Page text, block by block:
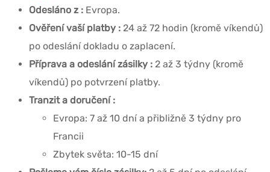
Odesláno z : Evropa.
Ověření vaší platby : 24 až 72 hodin (kromě víkendů)
po odeslání dokladu o zaplacení.
Příprava a odeslání zásilky : 2 až 3 týdny (kromě
víkendů) po potvrzení platby.
Tranzit a doručení :
Evropa: 7 až 10 dní a přibližně 3 týdny pro
Francii
Zbytek světa: 10-15 dní